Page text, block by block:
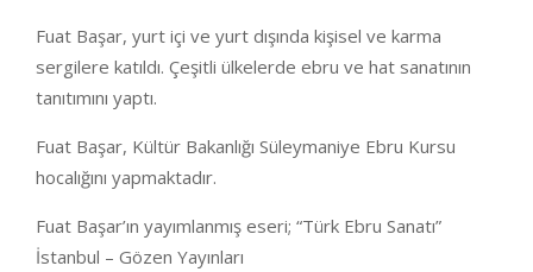
Fuat Başar, yurt içi ve yurt dışında kişisel ve karma
sergilere katıldı. Çeşitli ülkelerde ebru ve hat sanatının
tanıtımını yaptı.
Fuat Başar, Kültür Bakanlığı Süleymaniye Ebru Kursu
hocalığını yapmaktadır.
Fuat Başar’ın yayımlanmış eseri; “Türk Ebru Sanatı”
İstanbul – Gözen Yayınları